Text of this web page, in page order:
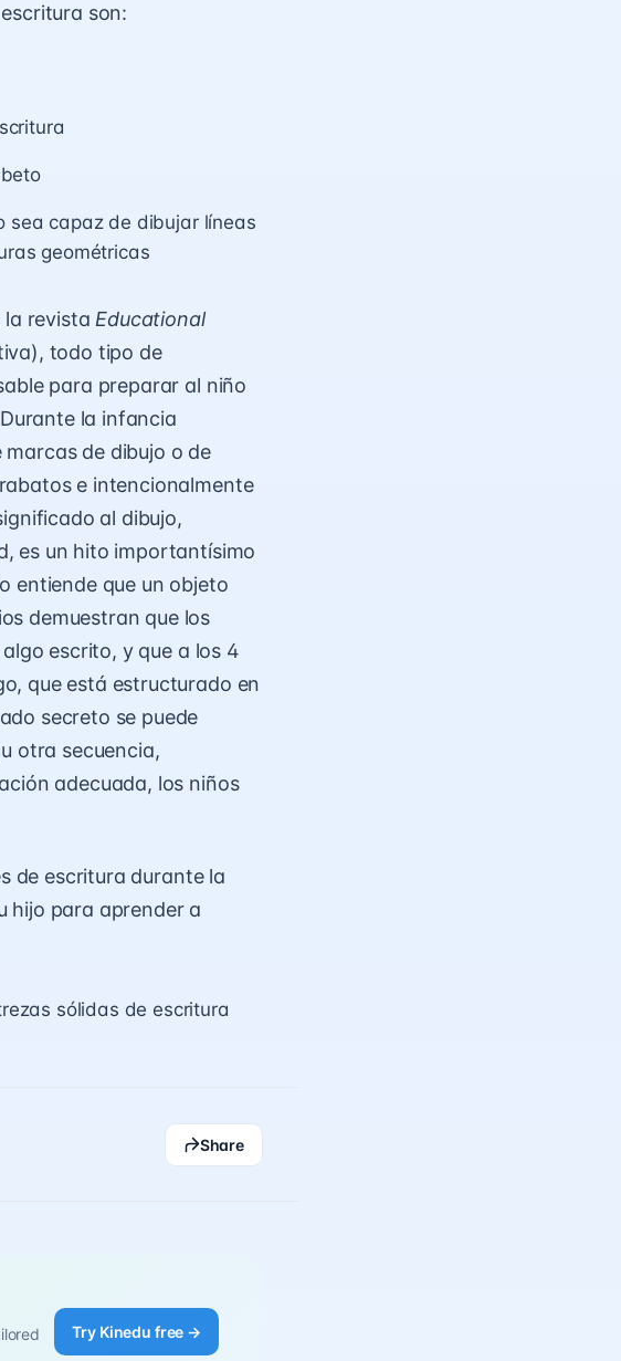
son:
sea capaz de dibujar líneas
geométricas
la revistaEducational
todo tipo de
para preparar al niño
la infancia
de dibujo o de
e intencionalmente
al dibujo,
es un hito importantísimo
entiende que un objeto
demuestran que los
escrito, y que a los 4
que está estructurado en
secreto se puede
otra secuencia,
adecuada, los niños
de escritura durante la
hijo para aprender a
sólidas de escritura
Share
Try Kinedu free →